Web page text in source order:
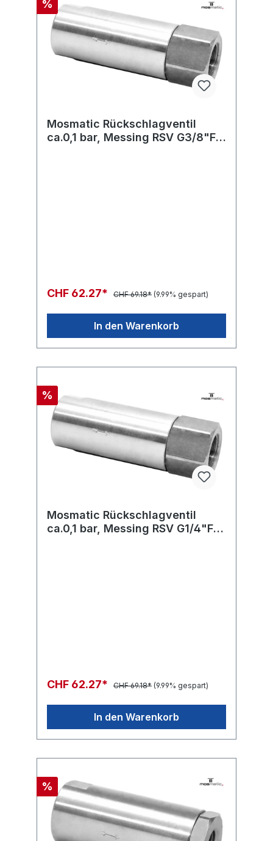
%
Mosmatic Rückschlagventil
ca.0,1 bar, Messing RSV G3/8"F
CHF 62.27* CHF 69.18* (9.99% gespart)
In den Warenkorb
%
Mosmatic Rückschlagventil
ca.0,1 bar, Messing RSV G1/4"F
CHF 62.27* CHF 69.18* (9.99% gespart)
In den Warenkorb
%